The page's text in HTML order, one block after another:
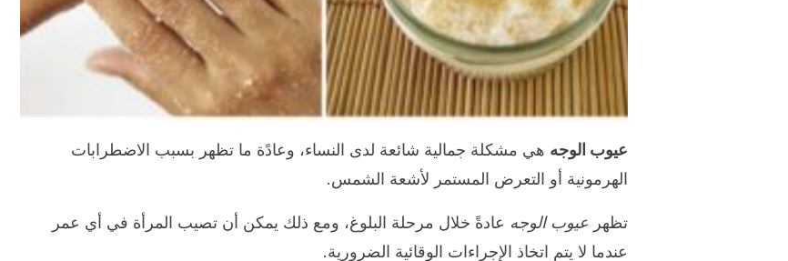
عيوب الوجه هي مشكلة جمالية شائعة لدى النساء، وعادًة ما تظهر بسبب الاضطرابات
الهرمونية أو التعرض المستمر لأشعة الشمس.
تظهر عيوب الوجه عادةً خلال مرحلة البلوغ، ومع ذلك يمكن أن تصيب المرأة في أي عمر
عندما لا يتم اتخاذ الإجراءات الوقائية الضرورية.